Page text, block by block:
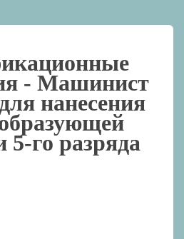
- Машинист
нанесения
5-го разряда